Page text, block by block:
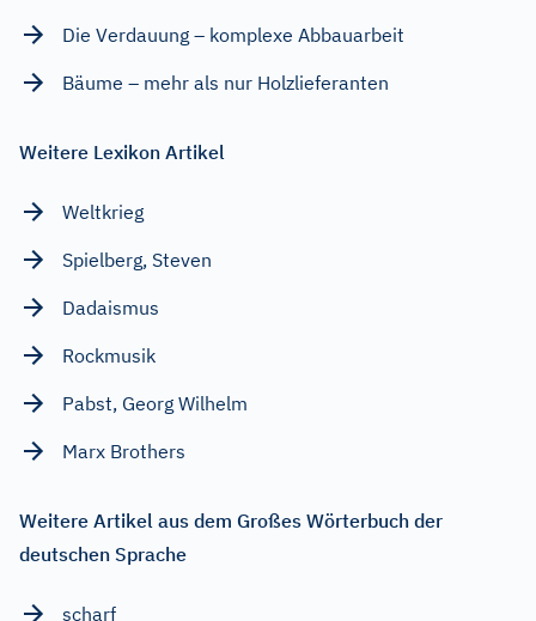
Die Verdauung – komplexe Abbauarbeit
Bäume – mehr als nur Holzlieferanten
Weitere Lexikon Artikel
Weltkrieg
Spielberg, Steven
Dadaismus
Rockmusik
Pabst, Georg Wilhelm
Marx Brothers
Weitere Artikel aus dem Großes Wörterbuch der
deutschen Sprache
scharf